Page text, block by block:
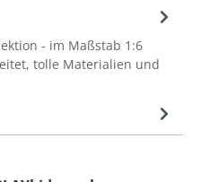
- im Maßstab 1:6
tolle Materialien und